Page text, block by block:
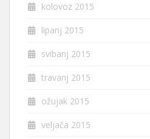
kolovoz 2015
lipanj 2015
svibanj 2015
travanj 2015
ožujak 2015
veljača 2015